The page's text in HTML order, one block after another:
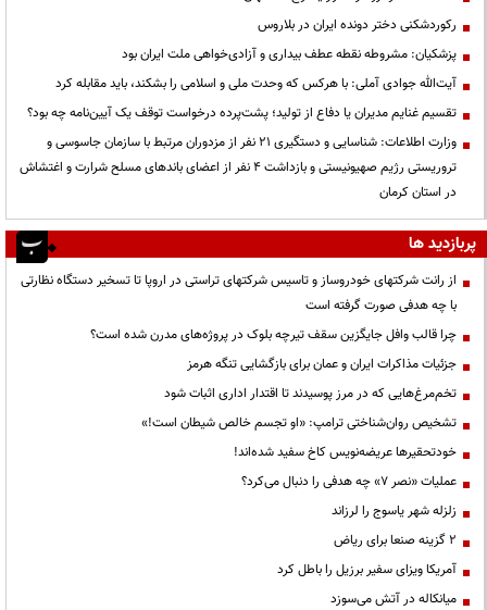
رکوردشکنی دختر دونده ایران در بلاروس
پزشکیان: مشروطه نقطه عطف بیداری و آزادی‌خواهی ملت ایران بود
آیت‌الله جوادی آملی: با هرکس که وحدت ملی و اسلامی را بشکند، باید مقابله کرد
تقسیم غنایم مدیران یا دفاع از تولید؛ پشت‌پرده درخواست توقف یک آیین‌نامه چه بود؟
وزارت اطلاعات: شناسایی و دستگیری ۲۱ نفر از مزدوران مرتبط با سازمان جاسوسی و
تروریستی رژیم صهیونیستی و بازداشت ۴ نفر از اعضای باندهای مسلح شرارت و اغتشاش
در استان کرمان
پربازدید ها
از رانت‌ شرکتهای خودروساز و تاسیس شرکتهای تراستی در اروپا تا تسخیر دستگاه نظارتی
با چه هدفی صورت گرفته است
چرا قالب وافل جایگزین سقف تیرچه بلوک در پروژه‌های مدرن شده است؟
جزئیات مذاکرات ایران و عمان برای بازگشایی تنگه هرمز
تخم‌مرغ‌هایی که در مرز پوسیدند تا اقتدار اداری اثبات شود
تشخیص روان‌شناختی ترامپ: «او تجسم خالص شیطان است!»
خودتحقیرها عریضه‌نویس کاخ سفید شده‌اند!
عملیات «نصر ۷» چه هدفی را دنبال می‌کرد؟
زلزله شهر یاسوج را لرزاند
۲ گزینه صنعا برای ریاض
آمریکا ویزای سفیر برزیل را باطل کرد
میانکاله در آتش می‌سوزد